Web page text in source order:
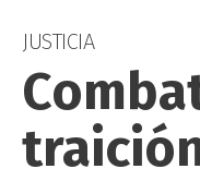
JUSTICIA